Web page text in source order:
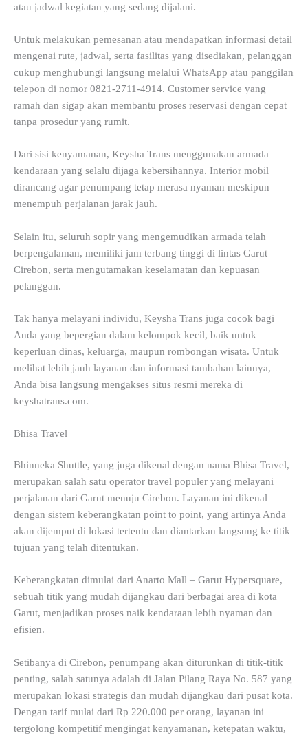
atau jadwal kegiatan yang sedang dijalani.
Untuk melakukan pemesanan atau mendapatkan informasi detail
mengenai rute, jadwal, serta fasilitas yang disediakan, pelanggan
cukup menghubungi langsung melalui WhatsApp atau panggilan
telepon di nomor 0821-2711-4914. Customer service yang
ramah dan sigap akan membantu proses reservasi dengan cepat
tanpa prosedur yang rumit.
Dari sisi kenyamanan, Keysha Trans menggunakan armada
kendaraan yang selalu dijaga kebersihannya. Interior mobil
dirancang agar penumpang tetap merasa nyaman meskipun
menempuh perjalanan jarak jauh.
Selain itu, seluruh sopir yang mengemudikan armada telah
berpengalaman, memiliki jam terbang tinggi di lintas Garut –
Cirebon, serta mengutamakan keselamatan dan kepuasan
pelanggan.
Tak hanya melayani individu, Keysha Trans juga cocok bagi
Anda yang bepergian dalam kelompok kecil, baik untuk
keperluan dinas, keluarga, maupun rombongan wisata. Untuk
melihat lebih jauh layanan dan informasi tambahan lainnya,
Anda bisa langsung mengakses situs resmi mereka di
keyshatrans.com.
Bhisa Travel
Bhinneka Shuttle, yang juga dikenal dengan nama Bhisa Travel,
merupakan salah satu operator travel populer yang melayani
perjalanan dari Garut menuju Cirebon. Layanan ini dikenal
dengan sistem keberangkatan point to point, yang artinya Anda
akan dijemput di lokasi tertentu dan diantarkan langsung ke titik
tujuan yang telah ditentukan.
Keberangkatan dimulai dari Anarto Mall – Garut Hypersquare,
sebuah titik yang mudah dijangkau dari berbagai area di kota
Garut, menjadikan proses naik kendaraan lebih nyaman dan
efisien.
Setibanya di Cirebon, penumpang akan diturunkan di titik-titik
penting, salah satunya adalah di Jalan Pilang Raya No. 587 yang
merupakan lokasi strategis dan mudah dijangkau dari pusat kota.
Dengan tarif mulai dari Rp 220.000 per orang, layanan ini
tergolong kompetitif mengingat kenyamanan, ketepatan waktu,